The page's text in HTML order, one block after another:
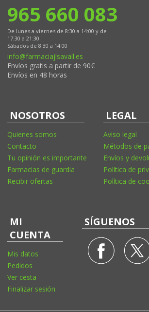
965 660 083
De lunes a viernes de 8:30 a 14:00 y de
17:30 a 21:30
Sábados de 8:30 a 14:00
info@farmaciajlsavall.es
Envíos gratis a partir de 90€
Envíos en 48 horas
NOSOTROS
Quienes somos
Contacto
Tu opinión es importante
Farmacias de guardia
Recibir ofertas
LEGAL
Aviso legal
Métodos de
Envíos y
Política de
Política de
MI
CUENTA
Mis datos
Pedidos
Ver cesta
Finalizar sesión
SÍGUENOS